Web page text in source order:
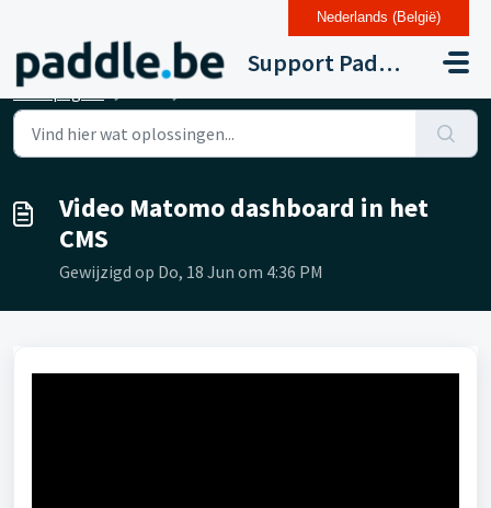
Doorgaan naar hoofdinhoud
Support Paddle Drupal 11
Startpagina
Video Matomo dashboard in het
CMS
Gewijzigd op Do, 18 Jun om 4:36 PM
Nederlands (België)